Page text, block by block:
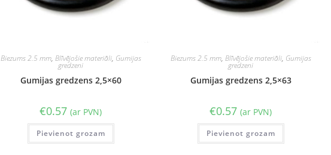
Biezums 2.5 mm, Blīvējošie materiāli, Gumijas
gredzeni
Gumijas gredzens 2,5×60
€0.57 (ar PVN)
Pievienot grozam
Biezums 2.5 mm, Blīvējošie materiāli, Gumijas
gredzeni
Gumijas gredzens 2,5×63
€0.57 (ar PVN)
Pievienot grozam